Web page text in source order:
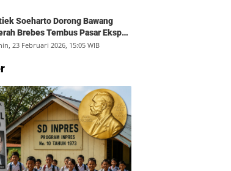
Soeharto Dorong Bawang
Brebes Tembus Pasar Ekspor,
Bisa Untung Rp350 Juta per
23 Februari 2026, 15:05 WIB